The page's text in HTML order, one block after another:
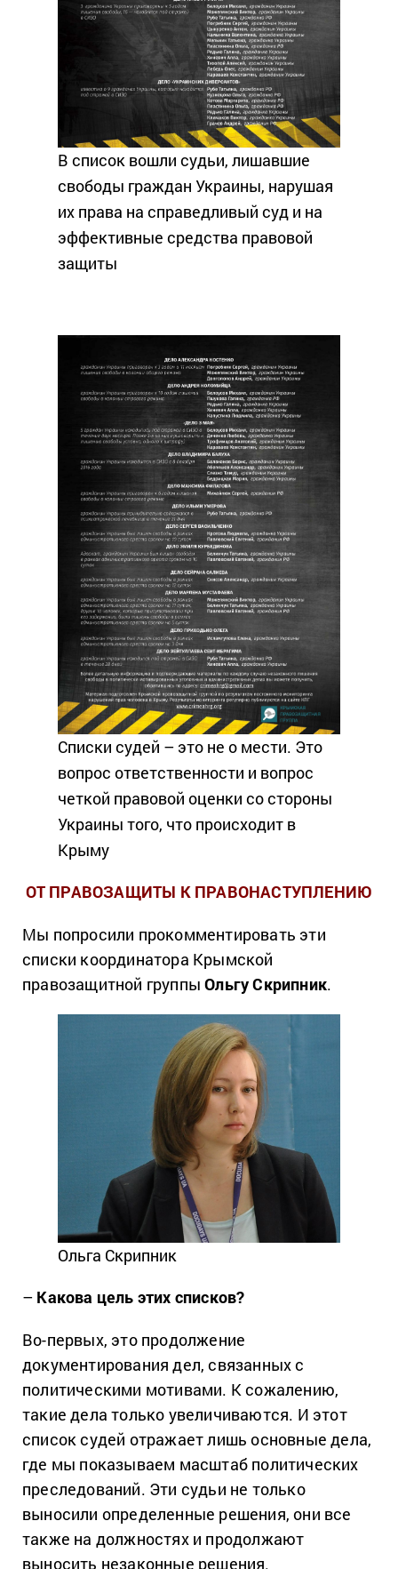
В список вошли судьи, лишавшие
свободы граждан Украины, нарушая
их права на справедливый суд и на
эффективные средства правовой
защиты
Списки судей – это не о мести. Это
вопрос ответственности и вопрос
четкой правовой оценки со стороны
Украины того, что происходит в
Крыму
ОТ ПРАВОЗАЩИТЫ К ПРАВОНАСТУПЛЕНИЮ
Мы попросили прокомментировать эти
списки координатора Крымской
правозащитной группыОльгу Скрипник.
Ольга Скрипник
– Какова цель этих списков?
Во-первых, это продолжение
документирования дел, связанных с
политическими мотивами. К сожалению,
такие дела только увеличиваются. И этот
список судей отражает лишь основные дела,
где мы показываем масштаб политических
преследований. Эти судьи не только
выносили определенные решения, они все
также на должностях и продолжают
выносить незаконные решения.